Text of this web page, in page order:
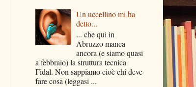
Un uccellino mi ha
detto...
... che qui in
Abruzzo manca
ancora (e siamo quasi
a febbraio) la struttura tecnica
Fidal. Non sappiamo cioè chi deve
fare cosa (leggasi ...